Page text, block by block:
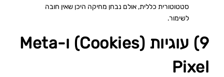
סטטוטורית כללית, אולם נבחן מחיקה היכן שאין חובה
לשימור.
9) עוגיות (Cookies) ו-Meta
Pixel